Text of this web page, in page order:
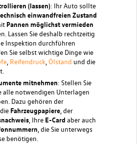
(lassen): Ihr Auto sollte
einwandfreien Zustand
Pannen möglichst vermieden
Lassen Sie deshalb rechtzeitig
Inspektion durchführen
Sie selbst wichtige Dinge wie
Reifendruck Ölstand und die
mitnehmen: Stellen Sie
alle notwendigen Unterlagen
Dazu gehören der
Fahrzeugpapiere, der
, Ihre E-Card aber auch
, die Sie unterwegs
benötigen.